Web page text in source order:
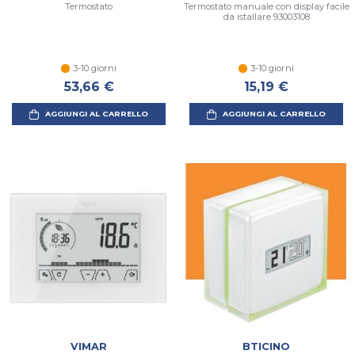
Termostato
3-10 giorni
53,66 €
AGGIUNGI AL CARRELLO
Termostato manuale con display facile
da istallare 93003108
3-10 giorni
15,19 €
AGGIUNGI AL CARRELLO
VIMAR BTICINO